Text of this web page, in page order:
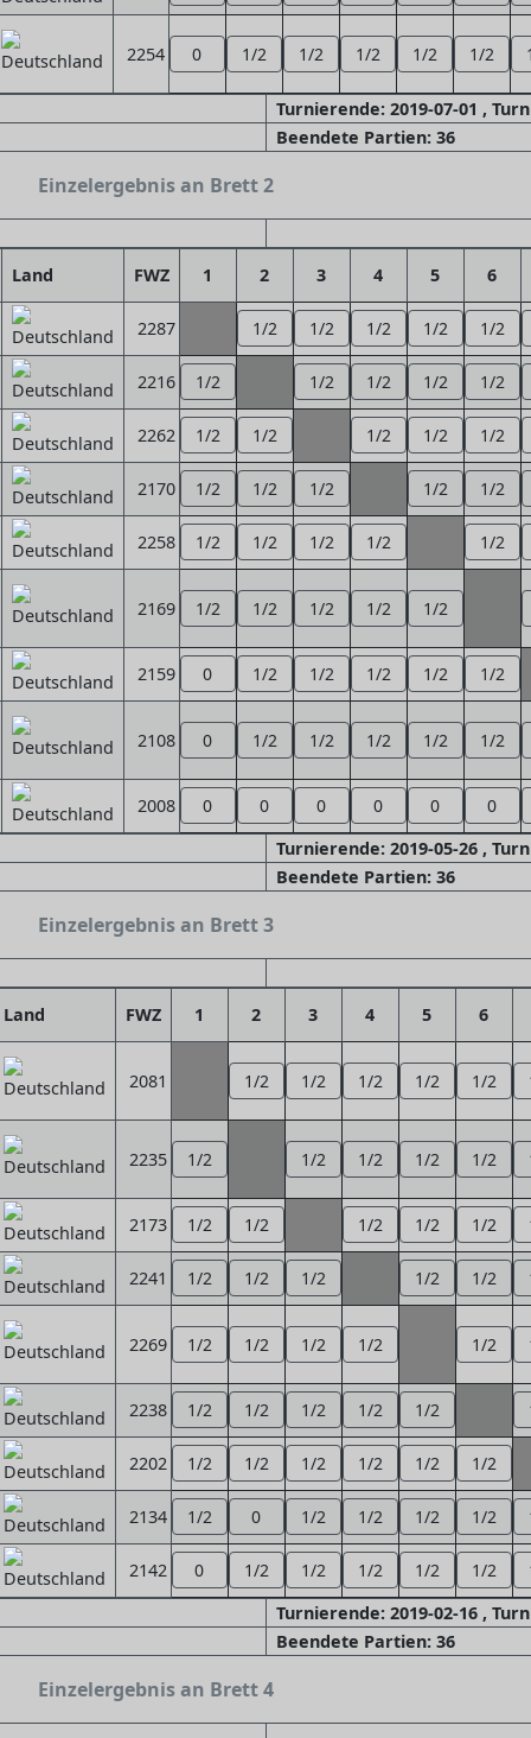
2254 0 1/2 1/2 1/2 1/2 1/2
Turnierende: 2019-07-01 ,
Beendete Partien: 36
Einzelergebnis an Brett 2
Land FWZ 1 2 3 4 5 6
2287 1/2 1/2 1/2 1/2 1/2
2216 1/2 1/2 1/2 1/2 1/2
2262 1/2 1/2 1/2 1/2 1/2
2170 1/2 1/2 1/2 1/2 1/2
2258 1/2 1/2 1/2 1/2 1/2
2169 1/2 1/2 1/2 1/2 1/2
2159 0 1/2 1/2 1/2 1/2 1/2
2108 0 1/2 1/2 1/2 1/2 1/2
2008 0 0 0 0 0
0
Turnierende: 2019-05-26 ,
Beendete Partien: 36
Einzelergebnis an Brett 3
Land FWZ 1 2 3 4 5 6
2081 1/2 1/2 1/2 1/2 1/2
2235 1/2 1/2 1/2 1/2 1/2
2173 1/2 1/2 1/2 1/2 1/2
2241 1/2 1/2 1/2 1/2 1/2
2269 1/2 1/2 1/2 1/2 1/2
2238 1/2 1/2 1/2 1/2 1/2
2202 1/2 1/2 1/2 1/2 1/2 1/2
2134 1/2 0 1/2 1/2 1/2 1/2
2142 0 1/2 1/2 1/2 1/2 1/2
Turnierende: 2019-02-16 ,
Beendete Partien: 36
Einzelergebnis an Brett 4